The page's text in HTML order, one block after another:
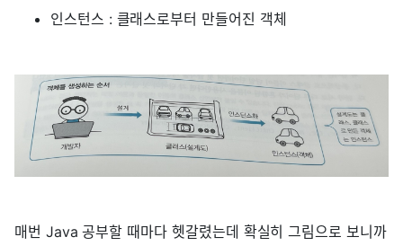
인스턴스 : 클래스로부터 만들어진 객체
매번 Java 공부할 때마다 헷갈렸는데 확실히 그림으로 보니까